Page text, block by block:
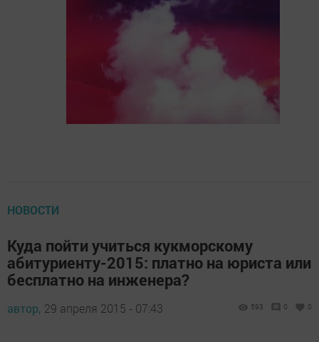
НОВОСТИ
Куда пойти учиться кукморскому
абитуриенту-2015: платно на юриста или
бесплатно на инженера?
автор, 29 апреля 2015 - 07:43 593 0 0